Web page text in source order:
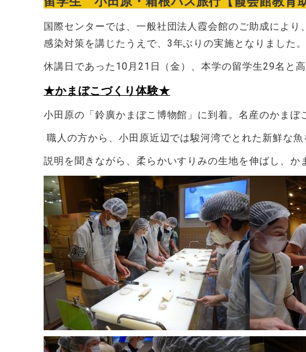
国際センターでは、一般社団法人霞会館のご助成によ
感染対策を講じたうえで、 3年ぶりの実施となりました。
休講日であった10月 21 日（金）、本学の留学生29名と
★かまぼこづくり体験★
小田原の「鈴廣かまぼこ博物館」に到着。名産のかまぼ
職人の方から、小田原近辺では駿河湾でとれた新鮮な
説明を聞きながら、柔らかいすりみの生地を伸ばし、